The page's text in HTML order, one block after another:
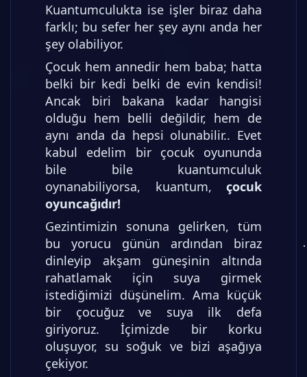
Kuantumculukta ise işler biraz daha
farklı; bu sefer her şey aynı anda her
şey olabiliyor.
Çocuk hem annedir hem baba; hatta
belki bir kedi belki de evin kendisi!
Ancak biri bakana kadar hangisi
olduğu hem belli değildir, hem de
aynı anda da hepsi olunabilir.. Evet
kabul edelim bir çocuk oyununda
bile bile kuantumculuk
oynanabiliyorsa, kuantum, çocuk
oyuncağıdır!
Gezintimizin sonuna gelirken, tüm
bu yorucu günün ardından biraz
dinleyip akşam güneşinin altında
rahatlamak için suya girmek
istediğimizi düşünelim. Ama küçük
bir çocuğuz ve suya ilk defa
giriyoruz. İçimizde bir korku
oluşuyor, su soğuk ve bizi aşağıya
çekiyor.